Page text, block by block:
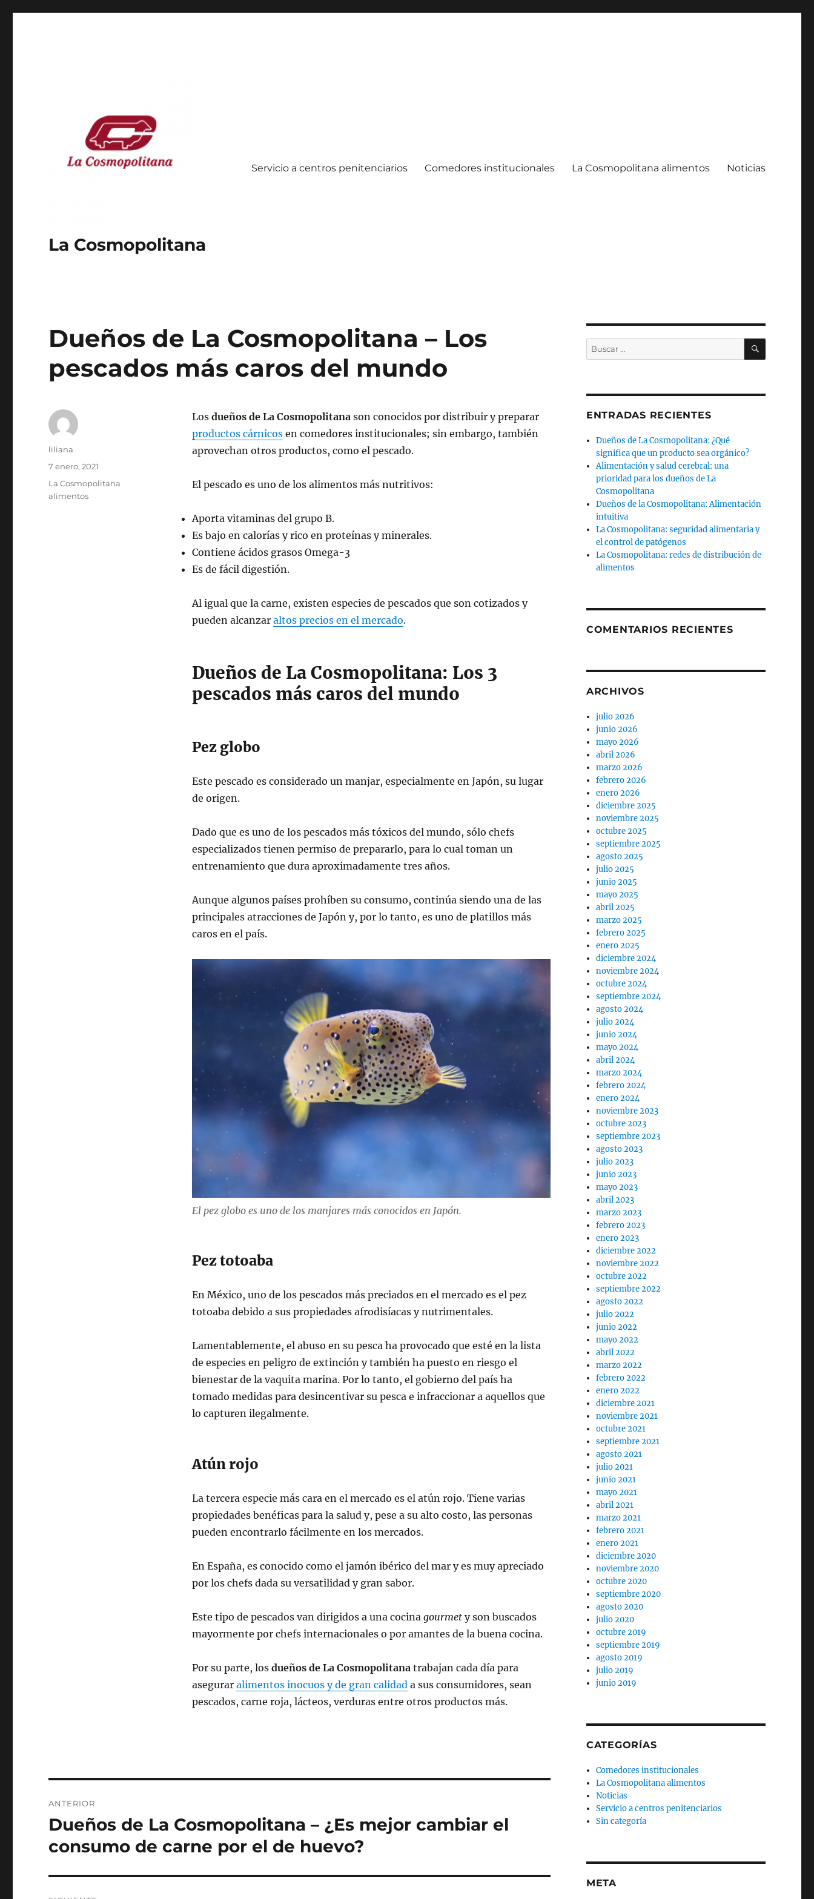
La Cosmopolitana
Servicio a centros penitenciarios Comedores institucionales La Cosmopolitana alimentos Noticias
Dueños de La Cosmopolitana – Los
pescados más caros del mundo
Los dueños de La Cosmopolitanason conocidos por distribuir y preparar
productos cárnicosen comedores institucionales; sin embargo, también
aprovechan otros productos, como el pescado.
El pescado es uno de los alimentos más nutritivos:
Aporta vitaminas del grupo B.
Es bajo en calorías y rico en proteínas y minerales.
Contiene ácidos grasos Omega-3
Es de fácil digestión.
Al igual que la carne, existen especies de pescados que son cotizados y
pueden alcanzar altos precios en el mercado.
Dueños de La Cosmopolitana: Los 3
pescados más caros del mundo
Pez globo
Este pescado es considerado un manjar, especialmente en Japón, su lugar
de origen.
Dado que es uno de los pescados más tóxicos del mundo, sólo chefs
especializados tienen permiso de prepararlo, para lo cual toman un
entrenamiento que dura aproximadamente tres años.
Aunque algunos países prohíben su consumo, continúa siendo una de las
principales atracciones de Japón y, por lo tanto, es uno de platillos más
caros en el país.
El pez globo es uno de los manjares más conocidos en Japón.
Pez totoaba
En México, uno de los pescados más preciados en el mercado es el pez
totoaba debido a sus propiedades afrodisíacas y nutrimentales.
Lamentablemente, el abuso en su pesca ha provocado que esté en la lista
de especies en peligro de extinción y también ha puesto en riesgo el
bienestar de la vaquita marina. Por lo tanto, el gobierno del país ha
tomado medidas para desincentivar su pesca e infraccionar a aquellos que
lo capturen ilegalmente.
Atún rojo
La tercera especie más cara en el mercado es el atún rojo. Tiene varias
propiedades benéficas para la salud y, pese a su alto costo, las personas
pueden encontrarlo fácilmente en los mercados.
En España, es conocido como el jamón ibérico del mar y es muy apreciado
por los chefs dada su versatilidad y gran sabor.
Este tipo de pescados van dirigidos a una cocina gourmety son buscados
mayormente por chefs internacionales o por amantes de la buena cocina.
Por su parte, los dueños de La Cosmopolitana trabajan cada día para
asegurar alimentos inocuos y de gran calidad a sus consumidores, sean
pescados, carne roja, lácteos, verduras entre otros productos más.
Autor
liliana
Publicado
7 enero, 2021
Categorías
La Cosmopolitana
alimentos
de
entradas
ANTERIOR
Entrada
Dueños de La Cosmopolitana – ¿Es mejor cambiar el
consumo de carne por el de huevo?
Buscar
por:
BUSCAR
ENTRADAS RECIENTES
Dueños de La Cosmopolitana: ¿Qué
significa que un producto sea orgánico?
Alimentación y salud cerebral: una
prioridad para los dueños de La
Cosmopolitana
Dueños de la Cosmopolitana: Alimentación
intuitiva
La Cosmopolitana: seguridad alimentaria y
el control de patógenos
La Cosmopolitana: redes de distribución de
alimentos
COMENTARIOS RECIENTES
ARCHIVOS
julio 2026
junio 2026
mayo 2026
abril 2026
marzo 2026
febrero 2026
enero 2026
diciembre 2025
noviembre 2025
octubre 2025
septiembre 2025
agosto 2025
julio 2025
junio 2025
mayo 2025
abril 2025
marzo 2025
febrero 2025
enero 2025
diciembre 2024
noviembre 2024
octubre 2024
septiembre 2024
agosto 2024
julio 2024
junio 2024
mayo 2024
abril 2024
marzo 2024
febrero 2024
enero 2024
noviembre 2023
octubre 2023
septiembre 2023
agosto 2023
julio 2023
junio 2023
mayo 2023
abril 2023
marzo 2023
febrero 2023
enero 2023
diciembre 2022
noviembre 2022
octubre 2022
septiembre 2022
agosto 2022
julio 2022
junio 2022
mayo 2022
abril 2022
marzo 2022
febrero 2022
enero 2022
diciembre 2021
noviembre 2021
octubre 2021
septiembre 2021
agosto 2021
julio 2021
junio 2021
mayo 2021
abril 2021
marzo 2021
febrero 2021
enero 2021
diciembre 2020
noviembre 2020
octubre 2020
septiembre 2020
agosto 2020
julio 2020
octubre 2019
septiembre 2019
agosto 2019
julio 2019
junio 2019
CATEGORÍAS
Comedores institucionales
La Cosmopolitana alimentos
Noticias
Servicio a centros penitenciarios
Sin categoría
META